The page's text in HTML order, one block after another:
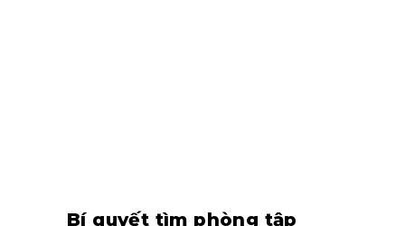
Bí quyết tìm phòng tập